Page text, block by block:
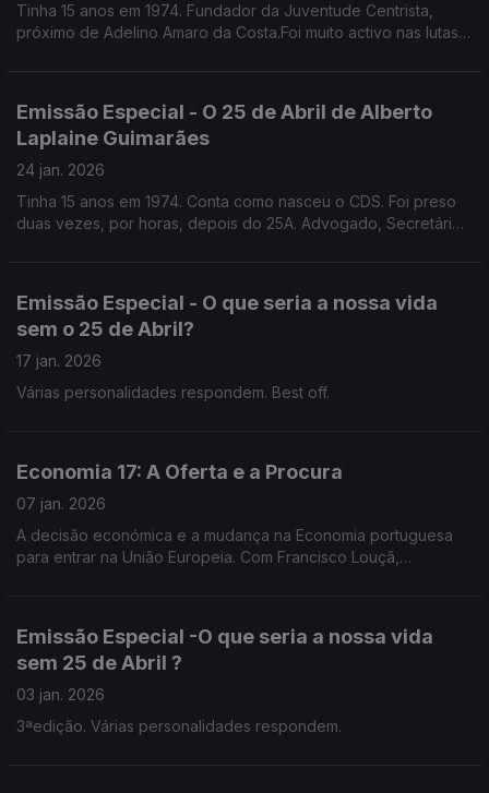
Tinha 15 anos em 1974. Fundador da Juventude Centrista,
próximo de Adelino Amaro da Costa.Foi muito activo nas lutas
Emissão Especial - O 25 de Abril de Alberto
Laplaine Guimarães
24 jan. 2026
Tinha 15 anos em 1974. Conta como nasceu o CDS. Foi preso
duas vezes, por horas, depois do 25A. Advogado, Secretário
Emissão Especial - O que seria a nossa vida
sem o 25 de Abril?
17 jan. 2026
Várias personalidades respondem. Best off.
Economia 17: A Oferta e a Procura
07 jan. 2026
A decisão económica e a mudança na Economia portuguesa
para entrar na União Europeia. Com Francisco Louçã,
Emissão Especial -O que seria a nossa vida
sem 25 de Abril ?
03 jan. 2026
3ªedição. Várias personalidades respondem.